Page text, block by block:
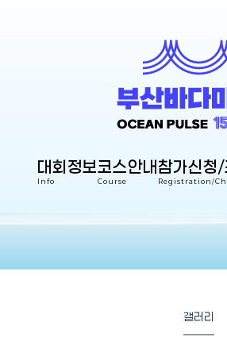
대회정보
Info
코스안내
Course
참가신청/
Registration/
갤러리